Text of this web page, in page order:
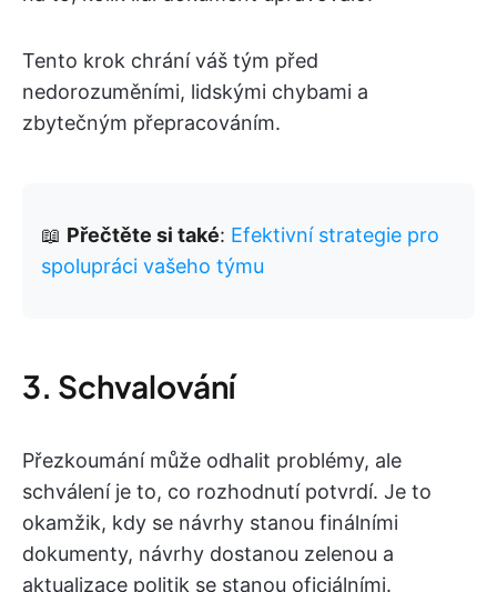
Tento krok chrání váš tým před
nedorozuměními, lidskými chybami a
zbytečným přepracováním.
📖 Přečtěte si také: Efektivní strategie pro
spolupráci vašeho týmu
3. Schvalování
Přezkoumání může odhalit problémy, ale
schválení je to, co rozhodnutí potvrdí. Je to
okamžik, kdy se návrhy stanou finálními
dokumenty, návrhy dostanou zelenou a
aktualizace politik se stanou oficiálními.